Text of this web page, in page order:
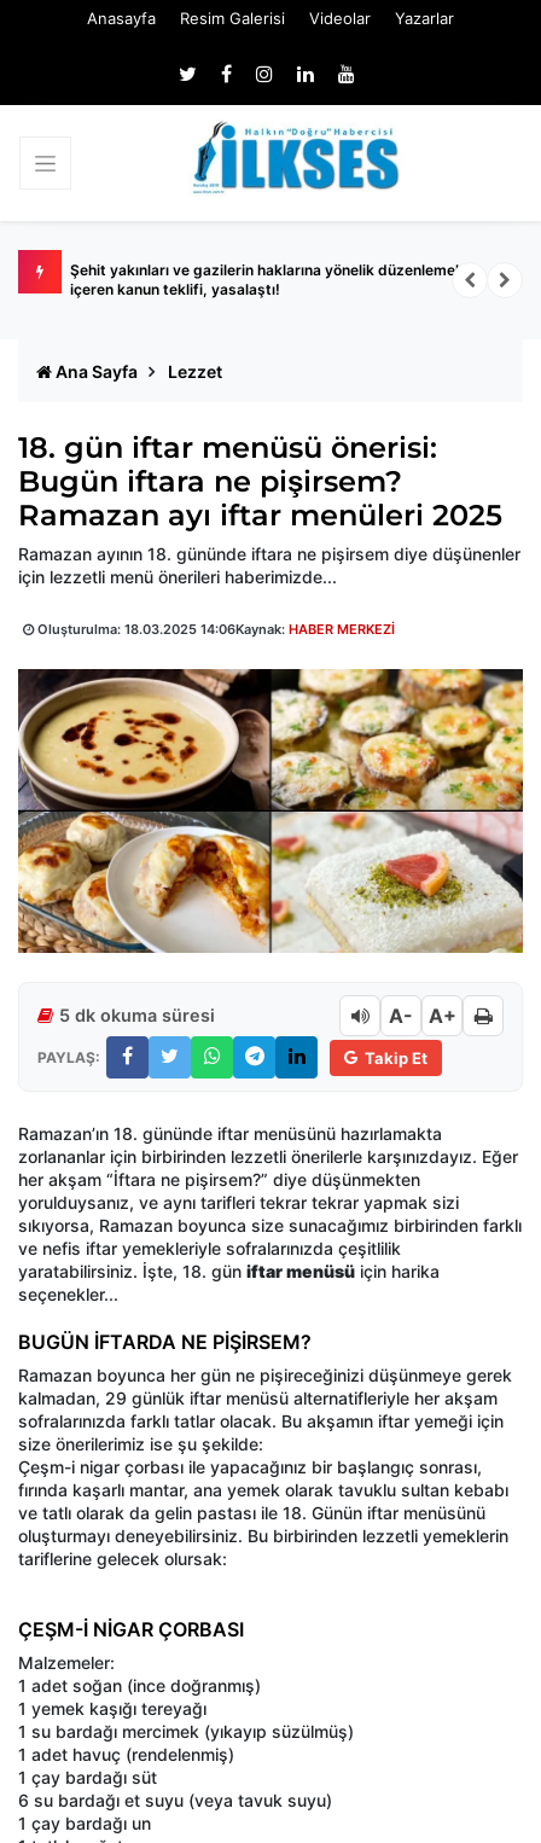
Anasayfa Resim Galerisi Videolar Yazarlar
Şehit yakınları ve gazilerin haklarına yönelik düzenlemeleri
içeren kanun teklifi, yasalaştı!
Ana Sayfa Lezzet
18. gün iftar menüsü önerisi:
Bugün iftara ne pişirsem?
Ramazan ayı iftar menüleri 2025
Ramazan ayının 18. gününde iftara ne pişirsem diye düşünenler
için lezzetli menü önerileri haberimizde...
Oluşturulma: 18.03.2025 14:06Kaynak: HABER MERKEZİ
5 dk okuma süresi A- A+
PAYLAŞ: Takip Et
Ramazan’ın 18. gününde iftar menüsünü hazırlamakta
zorlananlar için birbirinden lezzetli önerilerle karşınızdayız. Eğer
her akşam “İftara ne pişirsem?” diye düşünmekten
yorulduysanız, ve aynı tarifleri tekrar tekrar yapmak sizi
sıkıyorsa, Ramazan boyunca size sunacağımız birbirinden farklı
ve nefis iftar yemekleriyle sofralarınızda çeşitlilik
yaratabilirsiniz. İşte, 18. gün iftar menüsü için harika
seçenekler...
BUGÜN İFTARDA NE PİŞİRSEM?
Ramazan boyunca her gün ne pişireceğinizi düşünmeye gerek
kalmadan, 29 günlük iftar menüsü alternatifleriyle her akşam
sofralarınızda farklı tatlar olacak. Bu akşamın iftar yemeği için
size önerilerimiz ise şu şekilde:
Çeşm-i nigar çorbası ile yapacağınız bir başlangıç sonrası,
fırında kaşarlı mantar, ana yemek olarak tavuklu sultan kebabı
ve tatlı olarak da gelin pastası ile 18. Günün iftar menüsünü
oluşturmayı deneyebilirsiniz. Bu birbirinden lezzetli yemeklerin
tariflerine gelecek olursak:
ÇEŞM-İ NİGAR ÇORBASI
Malzemeler:
1 adet soğan (ince doğranmış)
1 yemek kaşığı tereyağı
1 su bardağı mercimek (yıkayıp süzülmüş)
1 adet havuç (rendelenmiş)
1 çay bardağı süt
6 su bardağı et suyu (veya tavuk suyu)
1 çay bardağı un